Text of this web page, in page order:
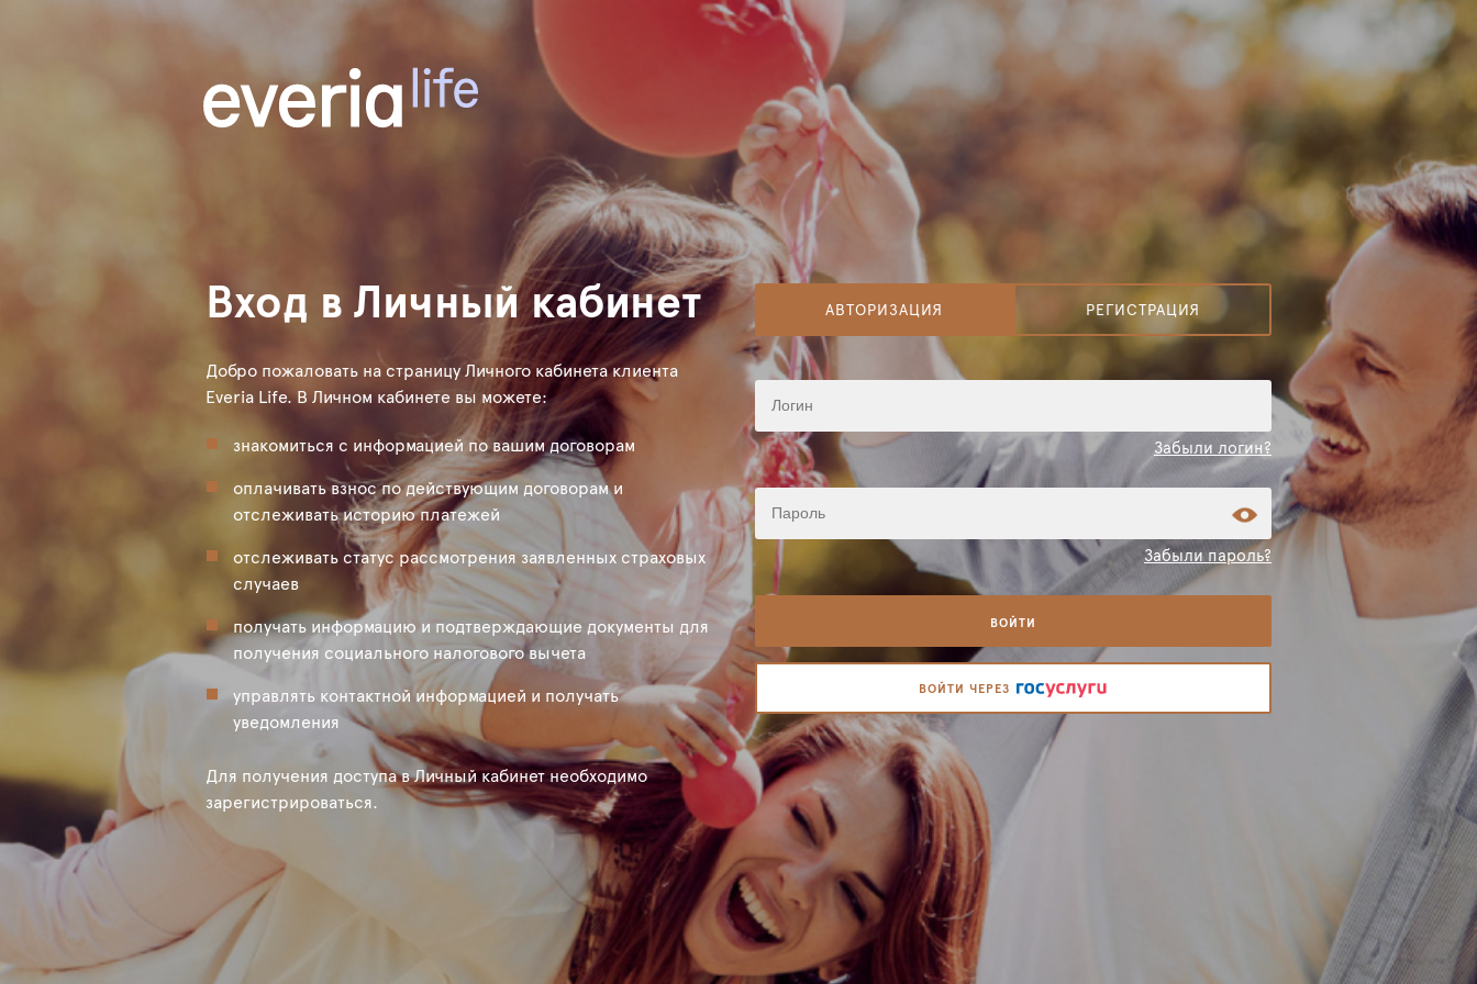
Вход в Личный кабинет
Добро пожаловать на страницу Личного кабинета клиента
Everia Life. В Личном кабинете вы можете:
знакомиться с информацией по вашим договорам
оплачивать взнос по действующим договорам и
отслеживать историю платежей
отслеживать статус рассмотрения заявленных страховых
случаев
получать информацию и подтверждающие документы для
получения социального налогового вычета
управлять контактной информацией и получать
уведомления
Для получения доступа в Личный кабинет необходимо
зарегистрироваться.
АВТОРИЗАЦИЯ РЕГИСТРАЦИЯ
Забыли логин?
Забыли пароль?
ВОЙТИ
ВОЙТИ ЧЕРЕЗ